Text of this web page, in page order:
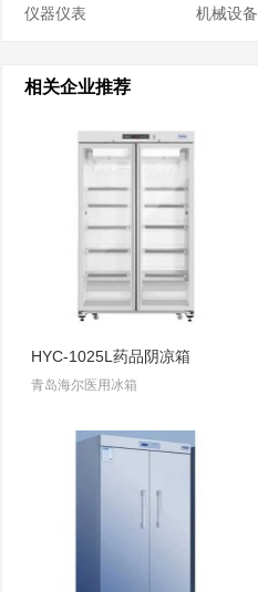
仪器仪表 机械设备
相关企业推荐
HYC-1025L药品阴凉箱
青岛海尔医用冰箱